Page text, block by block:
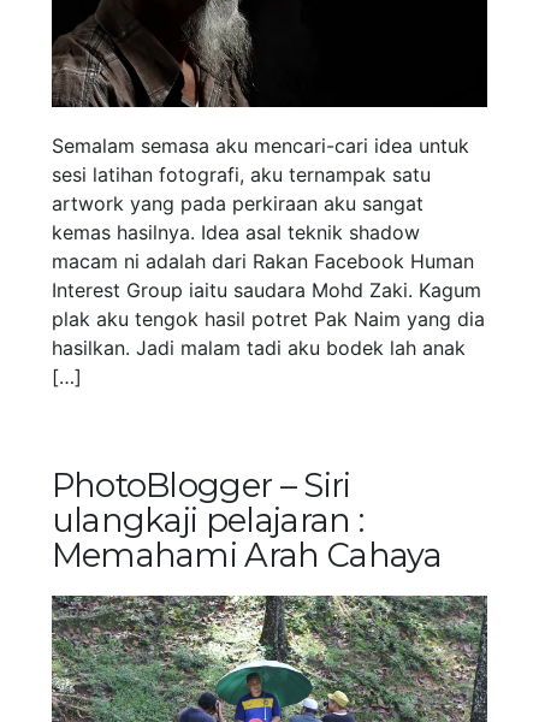
Semalam semasa aku mencari-cari idea untuk
sesi latihan fotografi, aku ternampak satu
artwork yang pada perkiraan aku sangat
kemas hasilnya. Idea asal teknik shadow
macam ni adalah dari Rakan Facebook Human
Interest Group iaitu saudara Mohd Zaki. Kagum
plak aku tengok hasil potret Pak Naim yang dia
hasilkan. Jadi malam tadi aku bodek lah anak
[…]
PhotoBlogger – Siri
ulangkaji pelajaran :
Memahami Arah Cahaya